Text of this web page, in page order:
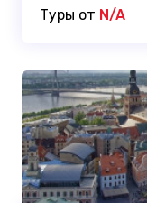
Туры от N/A